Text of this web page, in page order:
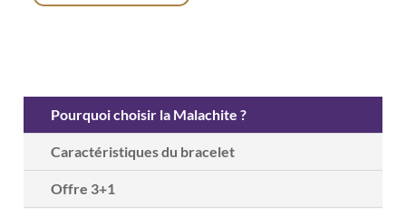
Pourquoi choisir la Malachite ?
Caractéristiques du bracelet
Offre 3+1